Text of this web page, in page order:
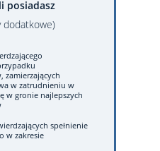
posiadasz
zamierzających
w zatrudnieniu w
w gronie najlepszych
spełnienie
w zakresie